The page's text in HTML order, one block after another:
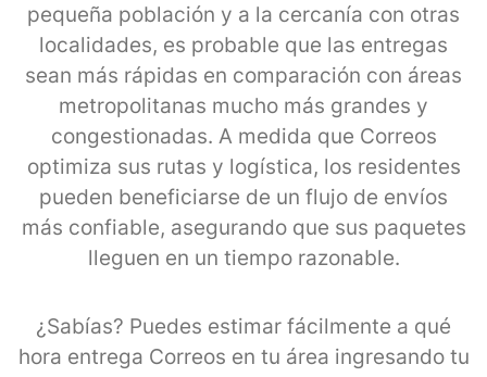
pequeña población y a la cercanía con otras
localidades, es probable que las entregas
sean más rápidas en comparación con áreas
metropolitanas mucho más grandes y
congestionadas. A medida que Correos
optimiza sus rutas y logística, los residentes
pueden beneficiarse de un flujo de envíos
más confiable, asegurando que sus paquetes
lleguen en un tiempo razonable.
¿Sabías? Puedes estimar fácilmente a qué
hora entrega Correos en tu área ingresando tu